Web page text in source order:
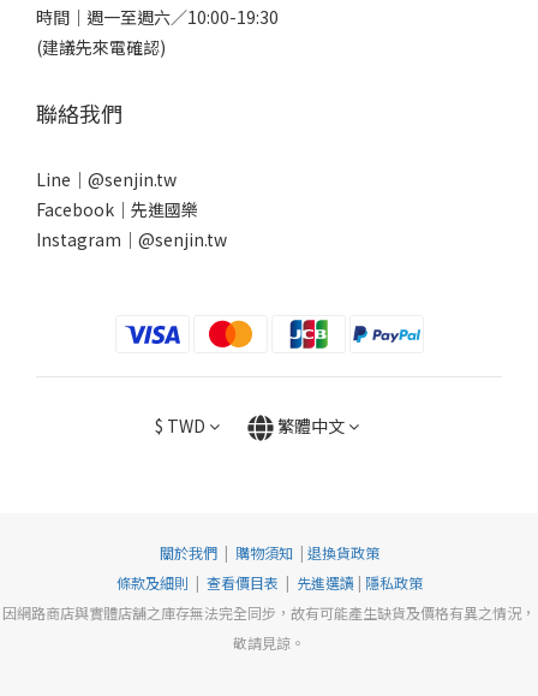
時間｜週一至週六／10:00-19:30
(建議先來電確認)
聯絡我們
Line｜ @senjin.tw
Facebook｜ 先進國樂
Instagram｜ @senjin.tw
$ TWD 繁體中文
關於我們| 購物須知 | 退換貨政策
條款及細則 | 查看價目表 | 先進選讀 | 隱私政策
因網路商店與實體店舖之庫存無法完全同步，故有可能產生缺貨及價格有異之情況，
敬請見諒。